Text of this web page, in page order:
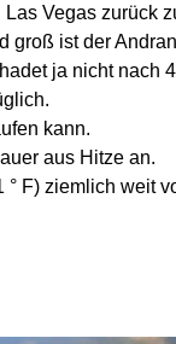
Vegas zurück
groß ist der
ja nicht nach
kann.
aus Hitze an.
F) ziemlich weit